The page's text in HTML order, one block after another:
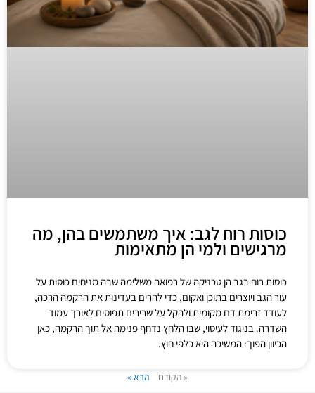
כוסות רוח לגב: איך משתמשים בהן, מה
מרגישים ולמי הן מתאימות
כוסות רוח בגב הן טכניקה של רפואה משלימה שבה מניחים כוסות על
עור הגב ויוצרים בתוכן ואקום, כדי להרים בעדינות את הרקמה הרכה,
לעודד זרימת דם מקומית ולהקל על שרירים תפוסים לאורך עמוד
השדרה. בניגוד לעיסוי, שבו הלחץ נדחף פנימה אל תוך הרקמה, כאן
הכיוון הפוך: המשיכה היא כלפי חוץ.
« הקודם הבא »